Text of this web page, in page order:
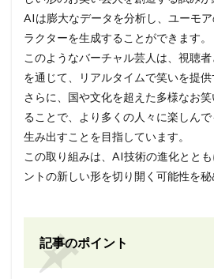
AIは膨大なデータを分析し、ユーモ
ラクターを生成することができます。
このようなバーチャル芸人は、視聴
を通じて、リアルタイムで笑いを提供
さらに、国や文化を超えた多様なお
ることで、より多くの人々に楽しん
生み出すことを目指しています。
この取り組みは、AI技術の進化とと
ントの新しい形を切り開く可能性を秘
記事のポイント